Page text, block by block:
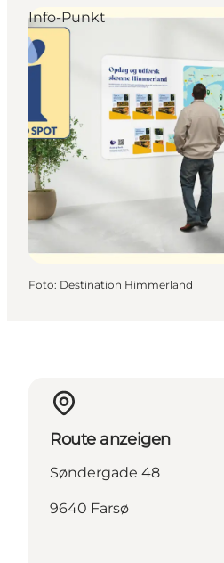
Info-Punkt
Foto: Destination Himmerland
Route anzeigen
Søndergade 48
9640 Farsø